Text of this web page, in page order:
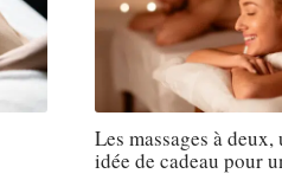
Les massages à deux,
idée de cadeau pour